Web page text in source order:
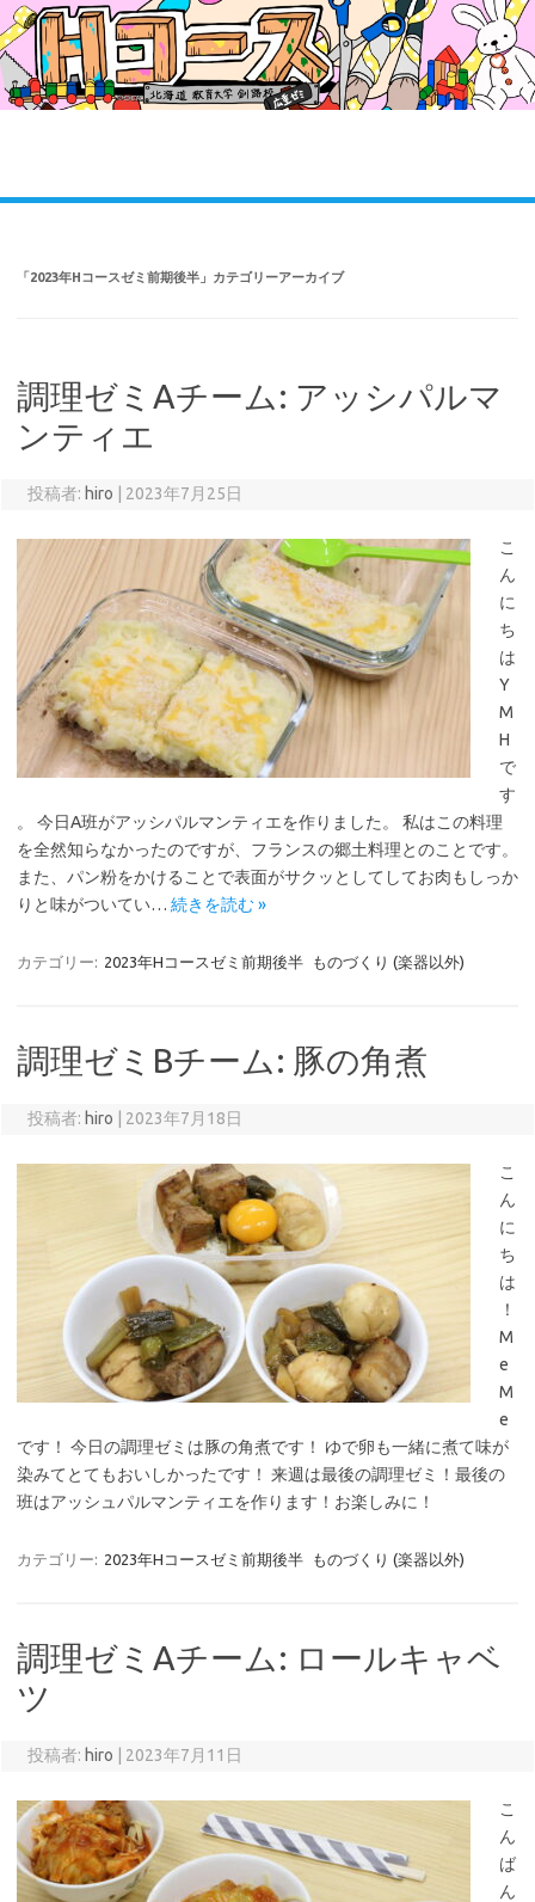
ン
テ
ン
ツ
へ
ス
「2023年Hコースゼミ前期後半 」カテゴリーアーカイブ
調理ゼミAチーム: アッシパルマ
ンティエ
投稿者: hiro 2023年7月25日
こ
ん
に
ち
は
Y
M
H
で
す
。 今日A班がアッシパルマンティエを作りました。 私はこの料理
を全然知らなかったのですが、フランスの郷土料理とのことです。
また、パン粉をかけることで表面がサクッとしてしてお肉もしっか
りと味がついてい… 続きを読む »
カテゴリー: 2023年Hコースゼミ前期後半 ものづくり (楽器以外)
調理ゼミBチーム: 豚の角煮
投稿者: hiro 2023年7月18日
こ
ん
に
ち
は
！
M
e
M
e
です！ 今日の調理ゼミは豚の角煮です！ ゆで卵も一緒に煮て味が
染みてとてもおいしかったです！ 来週は最後の調理ゼミ！最後の
班はアッシュパルマンティエを作ります！お楽しみに！
カテゴリー: 2023年Hコースゼミ前期後半 ものづくり (楽器以外)
調理ゼミAチーム: ロールキャベ
ツ
投稿者: hiro 2023年7月11日
こ
ん
ば
ん